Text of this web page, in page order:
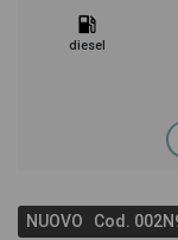
diesel
NUOVO Cod.